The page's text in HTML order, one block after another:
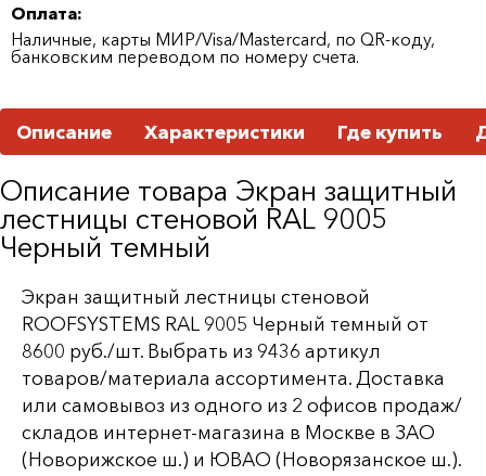
Оплата:
Наличные, карты МИР/Visa/Mastercard, по QR-коду,
банковским переводом по номеру счета.
Описание Характеристики Где купить
Описание товара Экран защитный
лестницы стеновой RAL 9005
Черный темный
Экран защитный лестницы стеновой
ROOFSYSTEMS RAL 9005 Черный темный от
8600 руб./шт. Выбрать из 9436 артикул
товаров/материала ассортимента. Доставка
или самовывоз из одного из 2 офисов продаж/
складов интернет-магазина в Москве в ЗАО
(Новорижское ш.) и ЮВАО (Новорязанское ш.).